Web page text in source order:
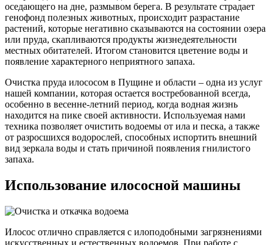
оседающего на дне, размывом берега. В результате страдает
генофонд полезных животных, происходит разрастание
растений, которые негативно сказываются на состоянии озера
или пруда, скапливаются продукты жизнедеятельности
местных обитателей. Итогом становится цветение воды и
появление характерного неприятного запаха.
Очистка пруда илососом в Пущине и области – одна из услуг
нашей компании, которая остается востребованной всегда,
особенно в весенне-летний период, когда водная жизнь
находится на пике своей активности. Используемая нами
техника позволяет очистить водоемы от ила и песка, а также
от разросшихся водорослей, способных испортить внешний
вид зеркала воды и стать причиной появления гнилистого
запаха.
Использование илососной машины
Илосос отлично справляется с илоподобными загрязнениями